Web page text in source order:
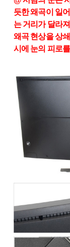
듯한 왜곡이 일
는 거리가 달라
왜곡 현상을 상
시에 눈의 피로